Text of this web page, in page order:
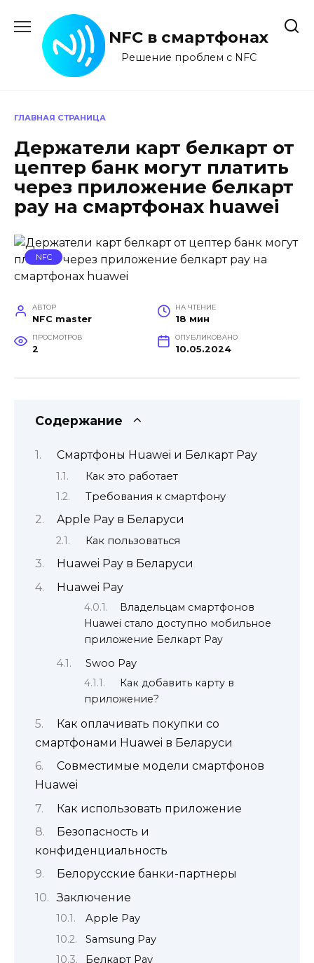
содержанию
NFC в смартфонах
Решение проблем с NFC
ГЛАВНАЯ СТРАНИЦА
Держатели карт белкарт от
цептер банк могут платить
через приложение белкарт
pay на смартфонах huawei
NFC
АВТОР
NFC master
НА ЧТЕНИЕ
18 мин
ПРОСМОТРОВ
2
ОПУБЛИКОВАНО
10.05.2024
Содержание
Смартфоны Huawei и Белкарт Pay
Как это работает
Требования к смартфону
Apple Pay в Беларуси
Как пользоваться
Huawei Pay в Беларуси
Huawei Pay
Владельцам смартфонов
Huawei стало доступно мобильное
приложение Белкарт Pay
Swoo Pay
Как добавить карту в
приложение?
Как оплачивать покупки со
смартфонами Huawei в Беларуси
Совместимые модели смартфонов
Huawei
Как использовать приложение
Безопасность и
конфиденциальность
Белорусские банки-партнеры
Заключение
Apple Pay
Samsung Pay
Белкарт Pay